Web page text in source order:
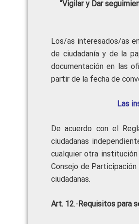
“Vigilar y Dar
Los/as interesados/as
de ciudadanía y de la
documentación en las
partir de la fecha de
Las
De acuerdo con el
ciudadanas
cualquier otra
Consejo de
ciudadanas.
Art. 12.-Requisitos para